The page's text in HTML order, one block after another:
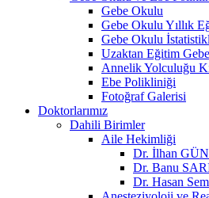
Gebe Okulu
Gebe Okulu Yıllık
Gebe Okulu
Uzaktan Eğitim
Annelik Yolculuğu
Ebe Polikliniği
Fotoğraf Galerisi
Doktorlarımız
Dahili Birimler
Aile Hekimliği
Dr. İlhan
Dr. Banu
Dr. Hasan